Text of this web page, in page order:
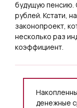
будущую пенсию.
рублей. Кстати,
законопроект,
несколько раз
коэффициент.
денежные